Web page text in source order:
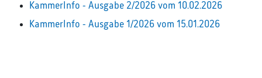
KammerInfo - Ausgabe 2/2026 vom 10.02.2026
KammerInfo - Ausgabe 1/2026 vom 15.01.2026